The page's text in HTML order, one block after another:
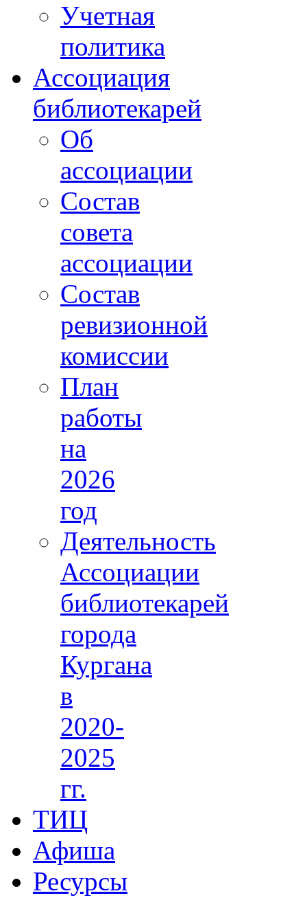
Учетная
политика
Ассоциация
библиотекарей
Об
ассоциации
Состав
совета
ассоциации
Состав
ревизионной
комиссии
План
работы
на
2026
год
Деятельность
Ассоциации
библиотекарей
города
Кургана
в
2020-
2025
гг.
ТИЦ
Афиша
Ресурсы